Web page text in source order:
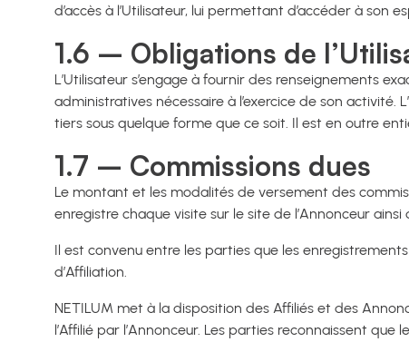
d’accès à l’Utilisateur, lui permettant d’accéder à son
1.6 – Obligations de
L’Utilisateur s’engage à fournir des renseignements
administratives nécessaire à l’exercice de son
tiers sous quelque forme que ce soit. Il est en outre
1.7 – Commissions dues
Le montant et les modalités de versement des
enregistre chaque visite sur le site de l’Annonceur
Il est convenu entre les parties que les
d’Affiliation.
NETILUM met à la disposition des Affiliés et des
l’Affilié par l’Annonceur. Les parties reconnaissent